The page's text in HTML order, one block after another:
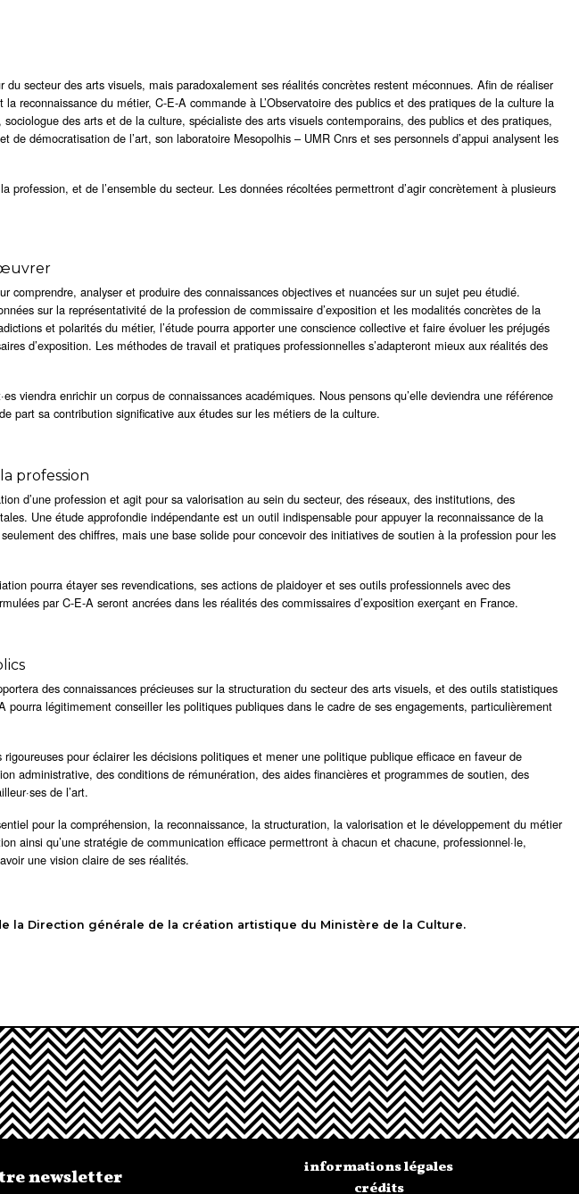
secteur des arts visuels, mais paradoxalement ses réalités concrètes restent méconnues. Afin de réaliser
reconnaissance du métier, C-E-A commande à L’Observatoire des publics et des pratiques de la culture la
des arts et de la culture, spécialiste des arts visuels contemporains, des publics et des pratiques,
de démocratisation de l’art, son laboratoire Mesopolhis – UMR Cnrs et ses personnels d’appui analysent les
profession, et de l’ensemble du secteur. Les données récoltées permettront d’agir concrètement à plusieurs
comprendre, analyser et produire des connaissances objectives et nuancées sur un sujet peu étudié.
sur la représentativité de la profession de commissaire d’exposition et les modalités concrètes de la
et polarités du métier, l’étude pourra apporter une conscience collective et faire évoluer les préjugés
d’exposition. Les méthodes de travail et pratiques professionnelles s’adapteront mieux aux réalités des
viendra enrichir un corpus de connaissances académiques. Nous pensons qu’elle deviendra une référence
part sa contribution significative aux études sur les métiers de la culture.
profession
d’une profession et agit pour sa valorisation au sein du secteur, des réseaux, des institutions, des
Une étude approfondie indépendante est un outil indispensable pour appuyer la reconnaissance de la
des chiffres, mais une base solide pour concevoir des initiatives de soutien à la profession pour les
pourra étayer ses revendications, ses actions de plaidoyer et ses outils professionnels avec des
par C-E-A seront ancrées dans les réalités des commissaires d’exposition exerçant en France.
des connaissances précieuses sur la structuration du secteur des arts visuels, et des outils statistiques
pourra légitimement conseiller les politiques publiques dans le cadre de ses engagements, particulièrement
pour éclairer les décisions politiques et mener une politique publique efficace en faveur de
administrative, des conditions de rémunération, des aides financières et programmes de soutien, des
de l’art.
pour la compréhension, la reconnaissance, la structuration, la valorisation et le développement du métier
ainsi qu’une stratégie de communication efficace permettront à chacun et chacune, professionnel·le,
une vision claire de ses réalités.
la Direction générale de la création artistique du Ministère de la Culture.
newsletter
informations légales
crédits